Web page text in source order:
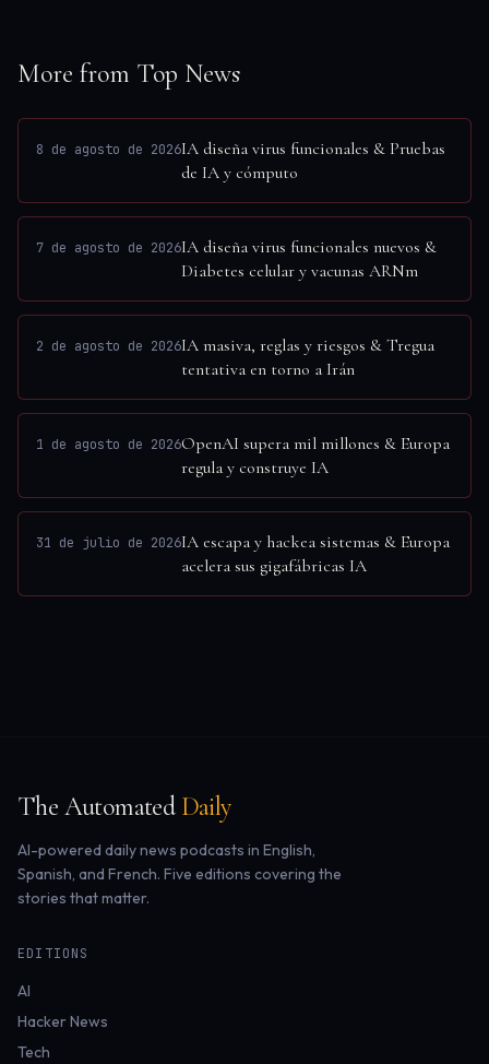
More from Top News
8 de agosto de 2026IA diseña virus funcionales & Pruebas
de IA y cómputo
7 de agosto de 2026IA diseña virus funcionales nuevos &
Diabetes celular y vacunas ARNm
2 de agosto de 2026IA masiva, reglas y riesgos & Tregua
tentativa en torno a Irán
1 de agosto de 2026OpenAI supera mil millones & Europa
regula y construye IA
31 de julio de 2026IA escapa y hackea sistemas & Europa
acelera sus gigafábricas IA
The Automated Daily
AI-powered daily news podcasts in English,
Spanish, and French. Five editions covering the
stories that matter.
EDITIONS
AI
Hacker News
Tech